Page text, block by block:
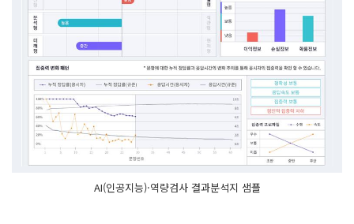
AI(인공지능)·역량검사 결과분석지 샘플